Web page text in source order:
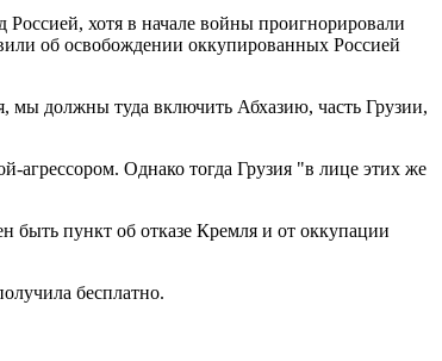
хотя в начале войны проигнорировали
об освобождении оккупированных Россией
мы должны туда включить Абхазию, часть Грузии,
агрессором. Однако тогда Грузия "в лице этих же
пункт об отказе Кремля и от оккупации
бесплатно.